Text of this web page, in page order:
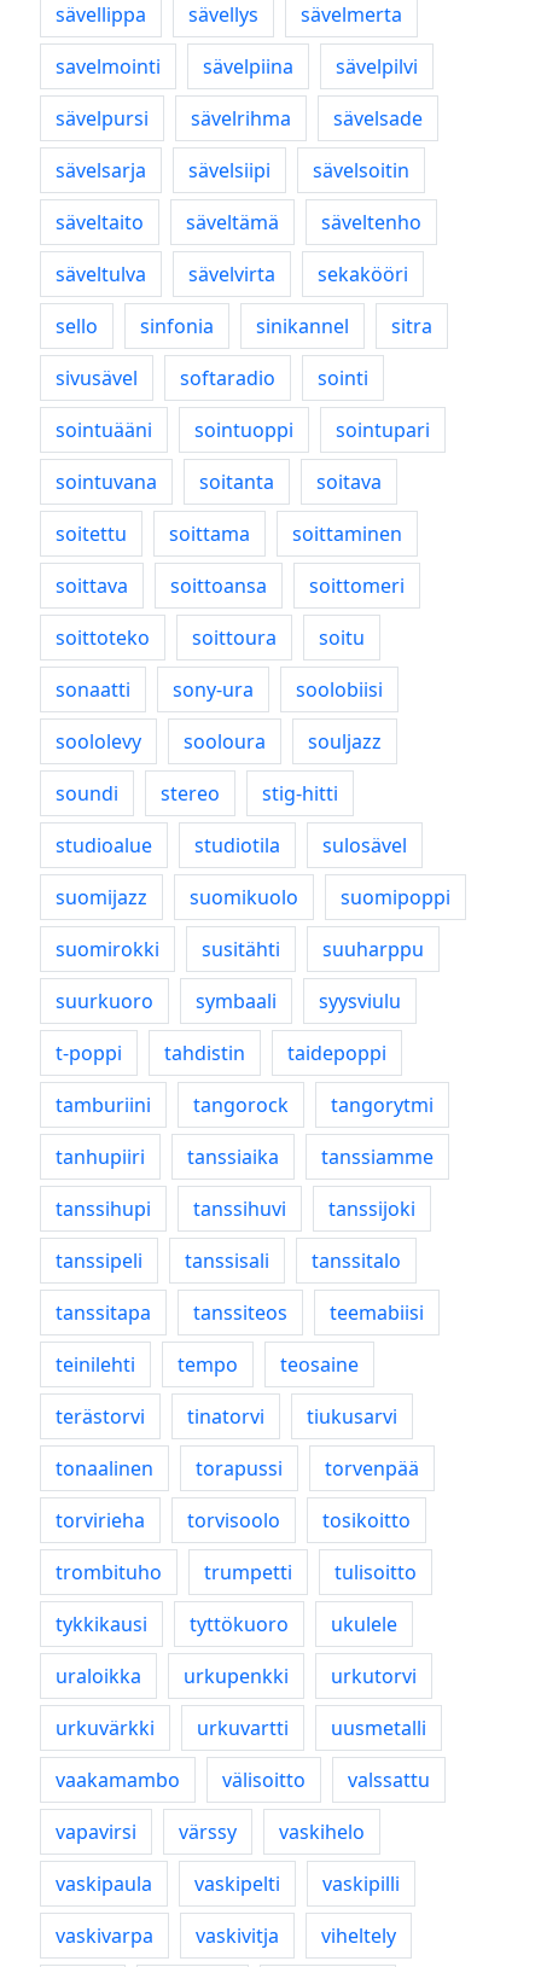
sävellippa
sävellys
sävelmerta
savelmointi
sävelpiina
sävelpilvi
sävelpursi
sävelrihma
sävelsade
sävelsarja
sävelsiipi
sävelsoitin
säveltaito
säveltämä
säveltenho
säveltulva
sävelvirta
sekakööri
sello
sinfonia sinikannel
sitra
sivusävel
softaradio
sointi
sointuääni
sointuoppi
sointupari
sointuvana
soitanta
soitava
soitettu
soittama
soittaminen
soittava
soittoansa
soittomeri
soittoteko
soittoura
soitu
sonaatti
sony-ura
soolobiisi
soololevy
sooloura
souljazz
soundi
stereo
stig-hitti
studioalue
studiotila
sulosävel
suomijazz
suomikuolo
suomipoppi
suomirokki
susitähti
suuharppu
suurkuoro
symbaali
syysviulu
t-poppi
tahdistin
taidepoppi
tamburiini
tangorock
tangorytmi
tanhupiiri
tanssiaika
tanssiamme
tanssihupi
tanssihuvi
tanssijoki
tanssipeli
tanssisali
tanssitalo
tanssitapa
tanssiteos
teemabiisi
teinilehti
tempo
teosaine
terästorvi
tinatorvi
tiukusarvi
tonaalinen
torapussi
torvenpää
torvirieha
torvisoolo
tosikoitto
trombituho
trumpetti
tulisoitto
tykkikausi
tyttökuoro
ukulele
uraloikka
urkupenkki
urkutorvi
urkuvärkki
urkuvartti
uusmetalli
vaakamambo
välisoitto
valssattu
vapavirsi
värssy
vaskihelo
vaskipaula
vaskipelti
vaskipilli
vaskivarpa
vaskivitja viheltely